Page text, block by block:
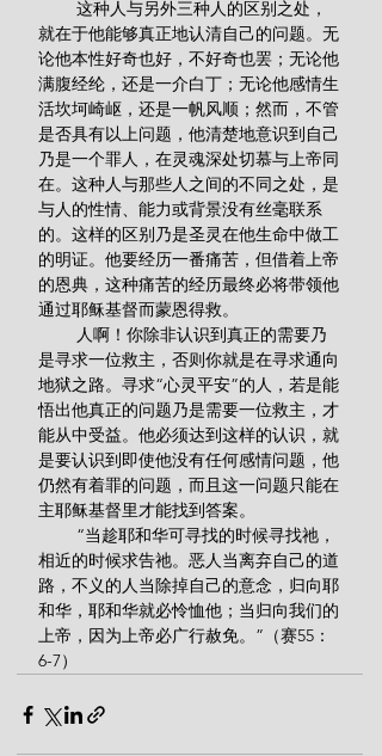
就在于他能够真正地认清自己的问题。无
论他本性好奇也好，不好奇也罢；无论他
满腹经纶，还是一介白丁；无论他感情生
活坎坷崎岖，还是一帆风顺；然而，不管
是否具有以上问题，他清楚地意识到自己
乃是一个罪人，在灵魂深处切慕与上帝同
在。这种人与那些人之间的不同之处，是
与人的性情、能力或背景没有丝毫联系
的。这样的区别乃是圣灵在他生命中做工
的明证。他要经历一番痛苦，但借着上帝
的恩典，这种痛苦的经历最终必将带领他
通过耶稣基督而蒙恩得救。
是寻求一位救主，否则你就是在寻求通向
地狱之路。寻求“心灵平安”的人，若是能
悟出他真正的问题乃是需要一位救主，才
能从中受益。他必须达到这样的认识，就
是要认识到即使他没有任何感情问题，他
仍然有着罪的问题，而且这一问题只能在
主耶稣基督里才能找到答案。
相近的时候求告祂。恶人当离弃自己的道
路，不义的人当除掉自己的意念，归向耶
和华，耶和华就必怜恤他；当归向我们的
上帝，因为上帝必广行赦免。”（赛55：
6-7）